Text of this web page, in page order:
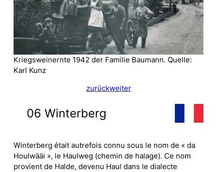
Kriegsweinernte 1942 der Familie Baumann. Quelle:
Karl Kunz
zurückweiter
06 Winterberg
Winterberg était autrefois connu sous le nom de « da
Houlwääi », le Haulweg (chemin de halage). Ce nom
provient de Halde, devenu Haul dans le dialecte